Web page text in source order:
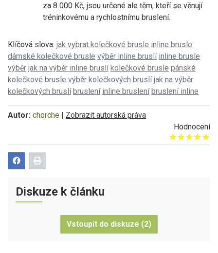
za 8 000 Kč, jsou určené ale těm, kteří se věnují
tréninkovému a rychlostnímu bruslení.
Klíčová slova: jak vybrat kolečkové brusle inline brusle
dámské kolečkové brusle výběr inline bruslí inline brusle
výběr jak na výběr inline bruslí kolečkové brusle pánské
kolečkové brusle výběr kolečkových bruslí jak na výběr
kolečkových bruslí bruslení inline bruslení bruslení inline
Autor: chorche | Zobrazit autorská práva
Hodnocení
Give it 1/5
Give it 2/5
Give it 3/5
Give it 4/5
Give it 5/5
Diskuze k článku
Vstoupit do diskuze (2)